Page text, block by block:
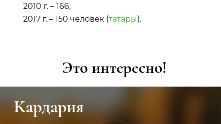
2010 г. – 166,
2017 г. – 150 человек (татары).
Это интересно!
Кардария